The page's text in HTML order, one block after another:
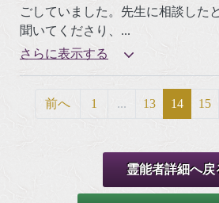
ごしていました。先生に相談した
聞いてくださり、 ...
さらに表示する
前へ 1 ... 13 14 15
霊能者詳細へ戻